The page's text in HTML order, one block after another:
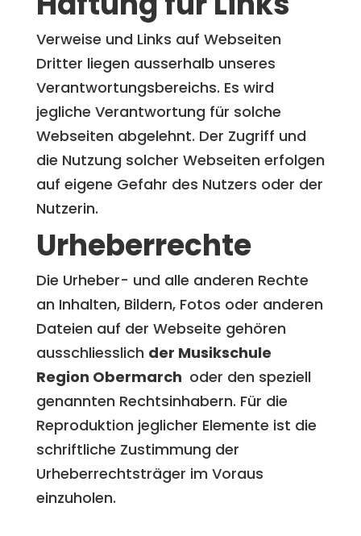
Verweise und Links auf Webseiten
Dritter liegen ausserhalb unseres
Verantwortungsbereichs. Es wird
jegliche Verantwortung für solche
Webseiten abgelehnt. Der Zugriff und
die Nutzung solcher Webseiten erfolgen
auf eigene Gefahr des Nutzers oder der
Nutzerin.
Urheberrechte
Die Urheber- und alle anderen Rechte
an Inhalten, Bildern, Fotos oder anderen
Dateien auf der Webseite gehören
ausschliesslich der Musikschule
Region Obermarch oder den speziell
genannten Rechtsinhabern. Für die
Reproduktion jeglicher Elemente ist die
schriftliche Zustimmung der
Urheberrechtsträger im Voraus
einzuholen.